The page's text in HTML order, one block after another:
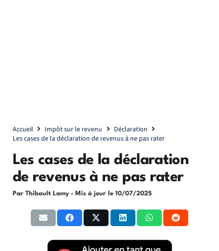
Accueil Impôt sur le revenu
Déclaration
Les cases de la déclaration de revenus à ne pas rater
Les cases de la déclaration
de revenus à ne pas rater
Par Thibault Lamy - Mis à jour le 10/07/2025